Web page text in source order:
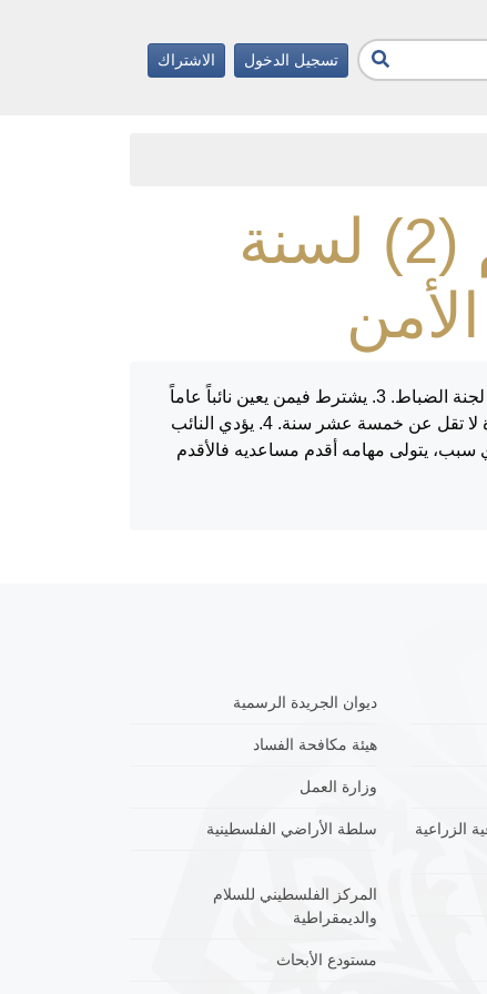
تسجيل الدخول الاشتراك
المادة رقم 37 من قرار بقانون رقم (2) لسنة
يرأس النيابة العسكرية نائب عام لا تقل رتبته عن عميد. 2. يعين النائب العام العسكري بقرار من القائد الأعلى بتنسيب من لجنة الضباط. 3. يشترط فيمن يعين نائباً عاماً
عسكرياً أن يكون قد شغل منصباً قضائياً في المحكمة العسكرية أو النيابة العسكرية أو الميدان القانوني في قوى الأمن مدة لا تقل عن خمسة عشر سنة. 4. يؤدي النائب
أو وجود مانع لديه لأي سبب، يتولى مهامه أقدم مساعديه فالأقدم
ديوان الجريدة الرسمية
هيئة مكافحة الفساد
وزارة العمل
الزراعية
سلطة الأراضي الفلسطينية
المركز الفلسطيني للسلام
والديمقراطية
مستودع الأبحاث